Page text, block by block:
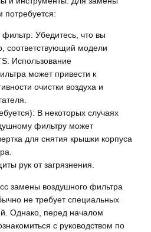
потребуется:
Убедитесь, что вы
соответствующий модели
Использование
может привести к
очистки воздуха и
В некоторых случаях
фильтру может
для снятия крышки корпуса
рук от загрязнения.
замены воздушного фильтра
не требует специальных
Однако, перед началом
с руководством по